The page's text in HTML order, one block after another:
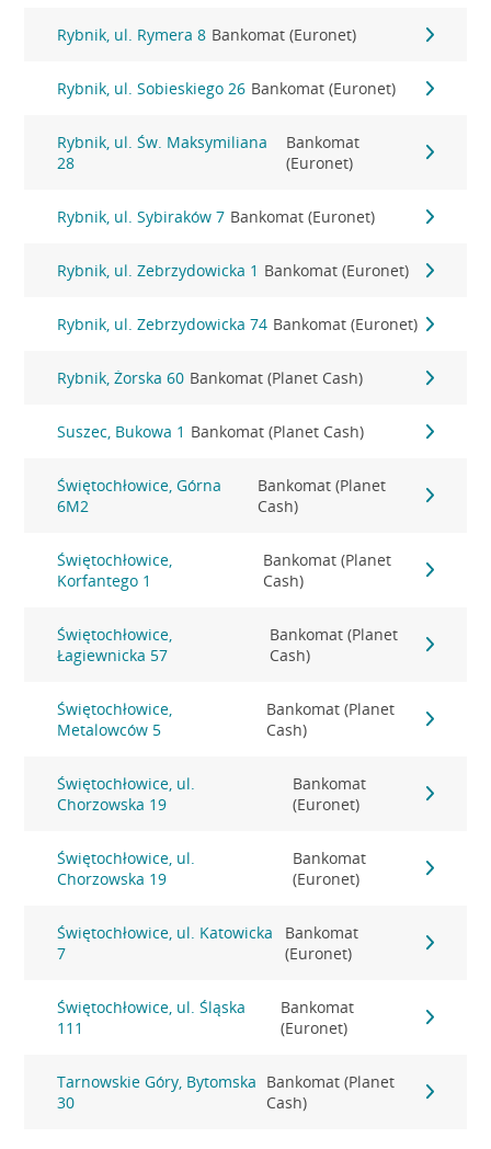
Rybnik, ul. Rymera 8 Bankomat (Euronet)
Rybnik, ul. Sobieskiego 26 Bankomat (Euronet)
Rybnik, ul. Św. Maksymiliana
28
Bankomat
(Euronet)
Rybnik, ul. Sybiraków 7 Bankomat (Euronet)
Rybnik, ul. Zebrzydowicka 1 Bankomat (Euronet)
Rybnik, ul. Zebrzydowicka 74 Bankomat (Euronet)
Rybnik, Żorska 60 Bankomat (Planet Cash)
Suszec, Bukowa 1 Bankomat (Planet Cash)
Świętochłowice, Górna
6M2
Bankomat (Planet
Cash)
Świętochłowice,
Korfantego 1
Bankomat (Planet
Cash)
Świętochłowice,
Łagiewnicka 57
Bankomat (Planet
Cash)
Świętochłowice,
Metalowców 5
Bankomat (Planet
Cash)
Świętochłowice, ul.
Chorzowska 19
Bankomat
(Euronet)
Świętochłowice, ul.
Chorzowska 19
Bankomat
(Euronet)
Świętochłowice, ul. Katowicka
7
Bankomat
(Euronet)
Świętochłowice, ul. Śląska
111
Bankomat
(Euronet)
Tarnowskie Góry, Bytomska
30
Bankomat (Planet
Cash)